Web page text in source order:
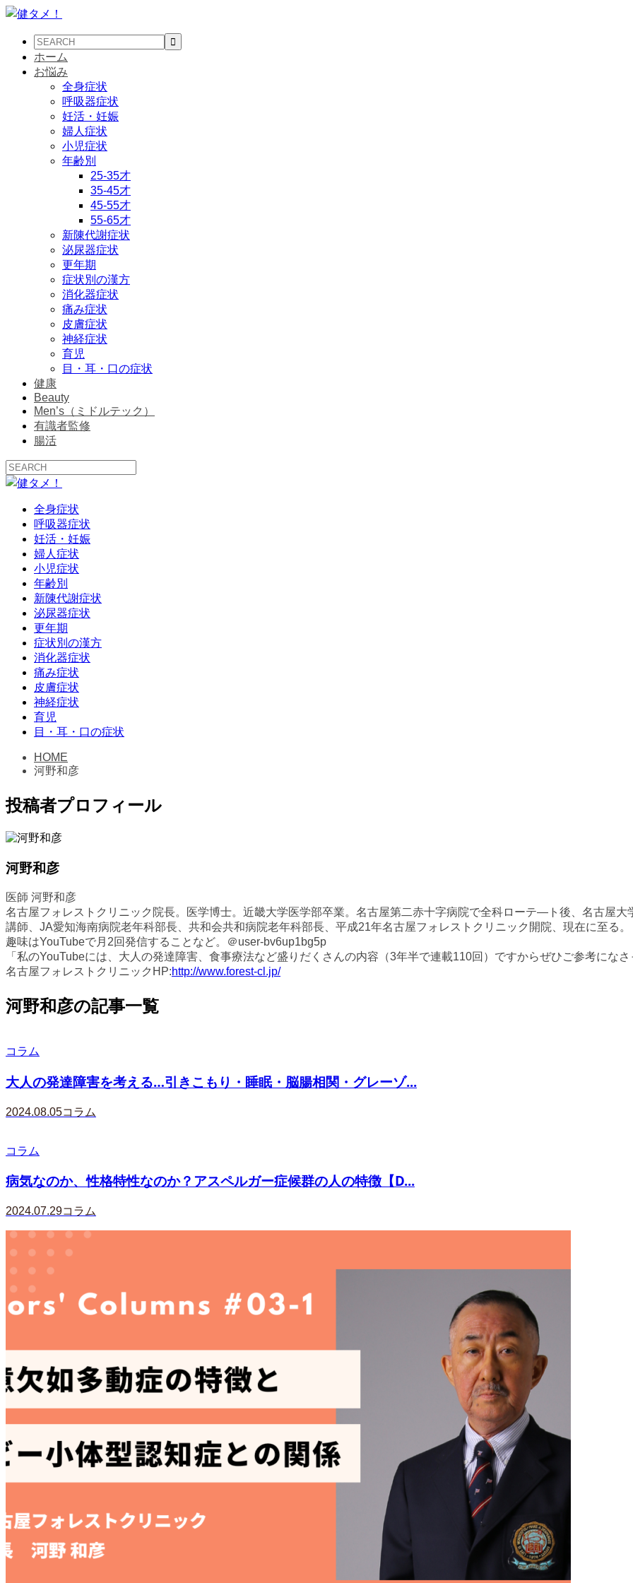
ホーム
お悩み
全身症状
呼吸器症状
妊活・妊娠
婦人症状
小児症状
年齢別
25-35才
35-45才
45-55才
55-65才
新陳代謝症状
泌尿器症状
更年期
症状別の漢方
消化器症状
痛み症状
皮膚症状
神経症状
育児
目・耳・口の症状
健康
Beauty
Men’s（ミドルテック）
有識者監修
腸活
全身症状
呼吸器症状
妊活・妊娠
婦人症状
小児症状
年齢別
新陳代謝症状
泌尿器症状
更年期
症状別の漢方
消化器症状
痛み症状
皮膚症状
神経症状
育児
目・耳・口の症状
HOME
河野和彦
投稿者プロフィール
河野和彦
医師 河野和彦
名古屋フォレストクリニック院長。医学博士。近畿大学医学部卒業。名古屋第二赤十字病院で全科ローテ―ト後、名古屋
講師、JA愛知海南病院老年科部長、共和会共和病院老年科部長、平成21年名古屋フォレストクリニック開院、現在に至る。
趣味はYouTubeで月2回発信することなど。＠user-bv6up1bg5p
「私のYouTubeには、大人の発達障害、食事療法など盛りだくさんの内容（3年半で連載110回）ですからぜひご参考になさ
名古屋フォレストクリニックHP:http://www.forest-cl.jp/
河野和彦の記事一覧
コラム
大人の発達障害を考える…引きこもり・睡眠・脳腸相関・グレーゾ...
2024.08.05コラム
コラム
病気なのか、性格特性なのか？アスペルガー症候群の人の特徴【D...
2024.07.29コラム